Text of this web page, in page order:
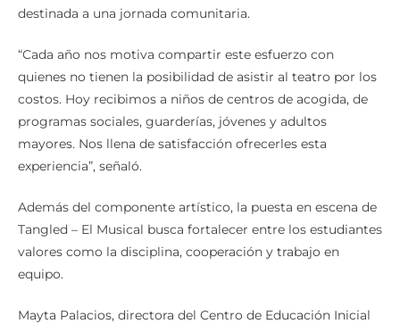
destinada a una jornada comunitaria.
“Cada año nos motiva compartir este esfuerzo con
quienes no tienen la posibilidad de asistir al teatro por los
costos. Hoy recibimos a niños de centros de acogida, de
programas sociales, guarderías, jóvenes y adultos
mayores. Nos llena de satisfacción ofrecerles esta
experiencia”, señaló.
Además del componente artístico, la puesta en escena de
Tangled – El Musical busca fortalecer entre los estudiantes
valores como la disciplina, cooperación y trabajo en
equipo.
Mayta Palacios, directora del Centro de Educación Inicial